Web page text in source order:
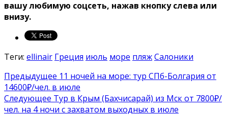
вашу любимую соцсеть, нажав кнопку слева или
внизу.
Теги: ellinair Греция июль море пляжСалоники
Предыдущее 11 ночей на море: тур СПб-Болгария от
14600₽/чел. в июле
Следующее Тур в Крым (Бахчисарай) из Мск от 7800₽/
чел. на 4 ночи с захватом выходных в июле